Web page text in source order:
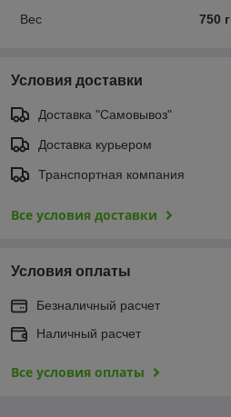
Вес
750 г
Условия доставки
Доставка "Самовывоз"
Доставка курьером
Транспортная компания
Все условия доставки
Условия оплаты
Безналичный расчет
Наличный расчет
Все условия оплаты